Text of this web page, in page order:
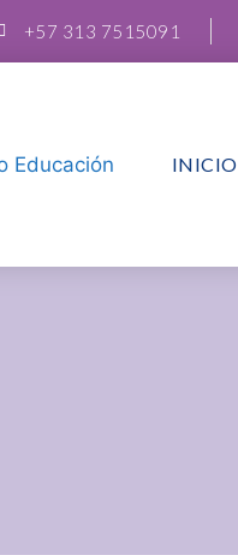
+57 313 7515091
INICIO